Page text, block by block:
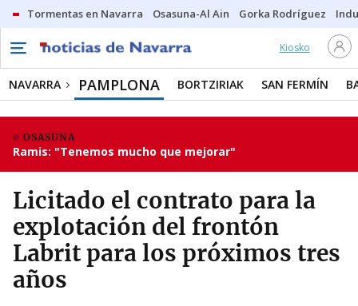
Tormentas en Navarra Osasuna-Al Ain Gorka Rodríguez
Kiosko
NAVARRA PAMPLONA BORTZIRIAK SAN FERMÍN
OSASUNA
Ramis: "Tenemos mucho que mejorar"
Licitado el contrato para la
explotación del frontón
Labrit para los próximos tres
años